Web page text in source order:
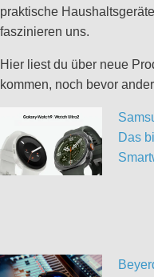
praktische
faszinieren uns.
Hier liest du über neue
kommen, noch bevor
Das